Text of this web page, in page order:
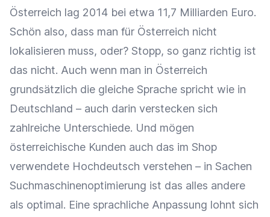
Österreich lag 2014 bei etwa 11,7 Milliarden Euro.
Schön also, dass man für Österreich nicht
lokalisieren muss, oder? Stopp, so ganz richtig ist
das nicht. Auch wenn man in Österreich
grundsätzlich die gleiche Sprache spricht wie in
Deutschland – auch darin verstecken sich
zahlreiche Unterschiede. Und mögen
österreichische Kunden auch das im Shop
verwendete Hochdeutsch verstehen – in Sachen
Suchmaschinenoptimierung ist das alles andere
als optimal. Eine sprachliche Anpassung lohnt sich